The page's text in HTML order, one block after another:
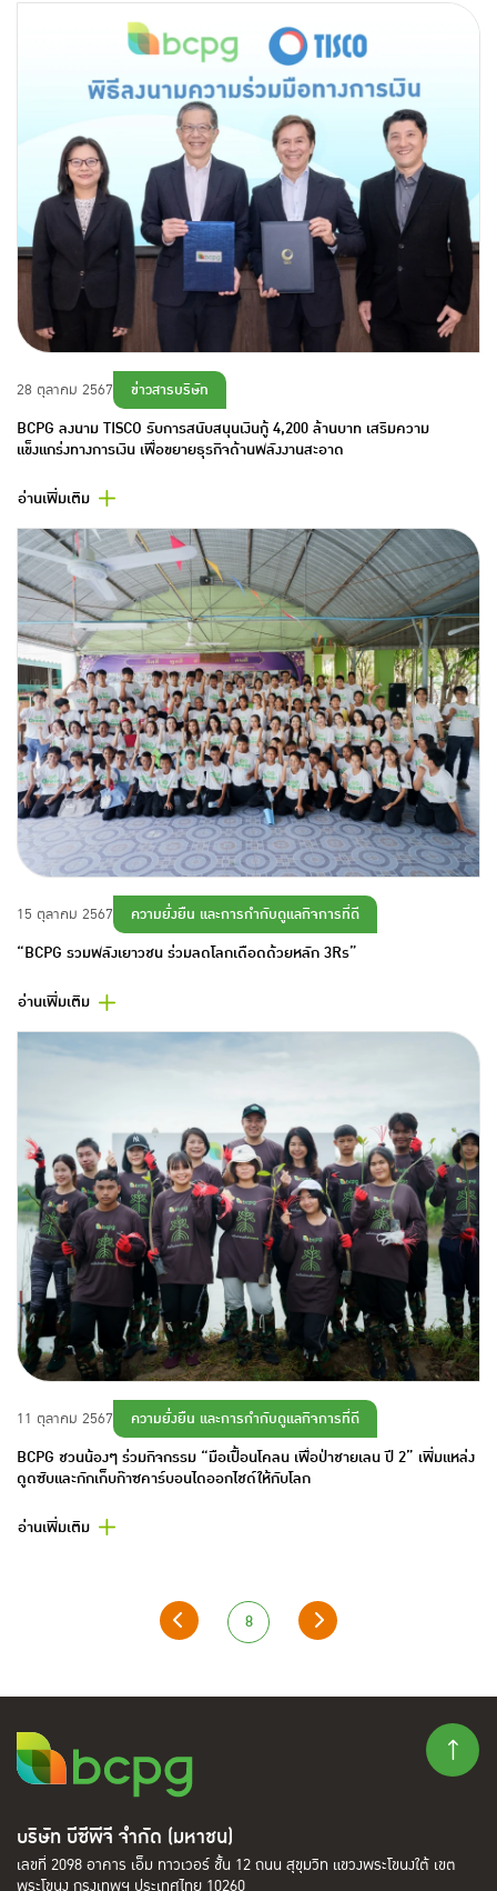
28 ตุลาคม 2567 ข่าวสารบริษัท
BCPG ลงนาม TISCO รับการสนับสนุนเงินกู้ 4,200 ล้านบาท เสริมความ
แข็งแกร่งทางการเงิน เพื่อขยายธุรกิจด้านพลังงานสะอาด
อ่านเพิ่มเติม
15 ตุลาคม 2567 ความยั่งยืน และการกำกับดูแลกิจการที่ดี
“BCPG รวมพลังเยาวชน ร่วมลดโลกเดือดด้วยหลัก 3Rs”
อ่านเพิ่มเติม
11 ตุลาคม 2567 ความยั่งยืน และการกำกับดูแลกิจการที่ดี
BCPG ชวนน้องๆ ร่วมกิจกรรม “มือเปื้อนโคลน เพื่อป่าชายเลน ปี 2” เพิ่มแหล่ง
ดูดซับและกักเก็บก๊าซคาร์บอนไดออกไชด์ให้กับโลก
อ่านเพิ่มเติม
8
บริษัท บีซีพีจี จำกัด (มหาชน)
เลขที่ 2098 อาคาร เอ็ม ทาวเวอร์ ชั้น 12 ถนน สุขุมวิท แขวงพระโขนงใต้ เขต